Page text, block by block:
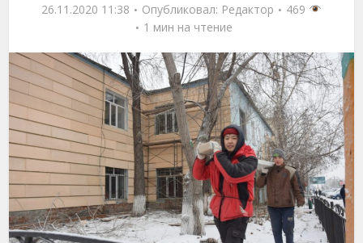
26.11.2020 11:38 Опубликовал: Редактор
469
1 мин на чтение